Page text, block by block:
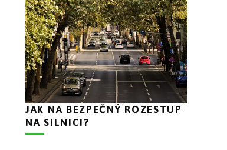
JAK NA BEZPEČNÝ ROZESTUP
NA SILNICI?